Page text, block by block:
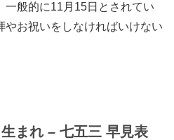
一般的に11月15日とされてい
やお祝いをしなければいけない
まれ – 七五三 早見表